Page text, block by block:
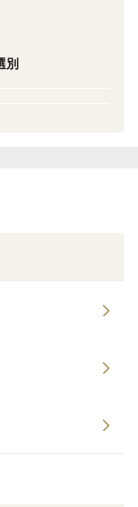
園となり、大変
けできるように
せていただくこ
別